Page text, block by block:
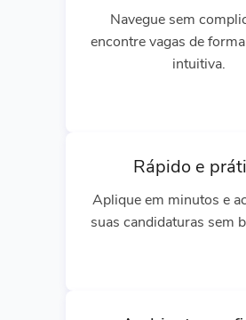
Navegue sem
encontre vagas de
intuitiva.
Rápido e
Aplique em minutos e
suas candidaturas sem